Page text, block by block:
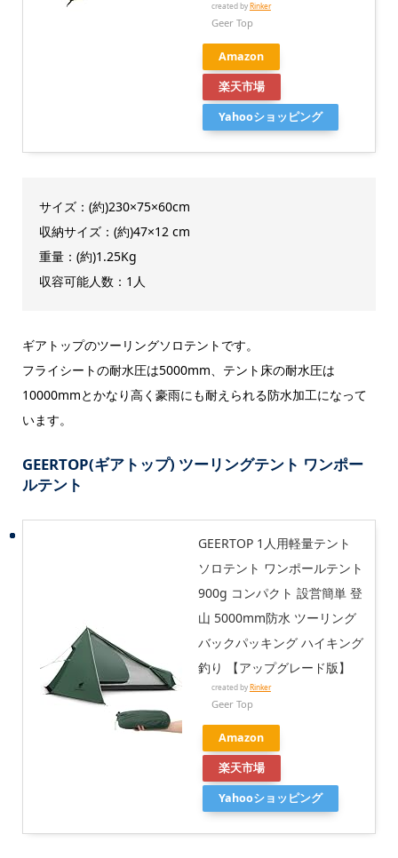
created byRinker
Geer Top
Amazon
楽天市場
Yahooショッピング
サイズ：(約)230×75×60cm
収納サイズ：(約)47×12 cm
重量：(約)1.25Kg
収容可能人数：1人
ギアトップのツーリングソロテントです。
フライシートの耐水圧は5000mm、テント床の耐水圧は
10000mmとかなり高く豪雨にも耐えられる防水加工になって
います。
GEERTOP(ギアトップ) ツーリングテント ワンポー
ルテント
GEERTOP 1人用軽量テント
ソロテント ワンポールテント
900g コンパクト 設営簡単 登
山 5000mm防水 ツーリング
バックパッキング ハイキング
釣り 【アップグレード版】
created byRinker
Geer Top
Amazon
楽天市場
Yahooショッピング